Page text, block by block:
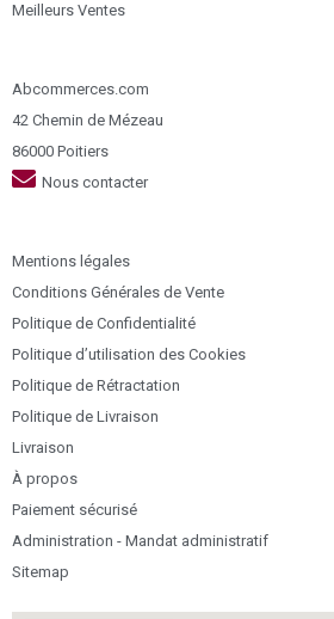
Meilleurs Ventes
Abcommerces.com
42 Chemin de Mézeau
86000 Poitiers
Nous contacter
Mentions légales
Conditions Générales de Vente
Politique de Confidentialité
Politique d’utilisation des Cookies
Politique de Rétractation
Politique de Livraison
Livraison
À propos
Paiement sécurisé
Administration - Mandat administratif
Sitemap